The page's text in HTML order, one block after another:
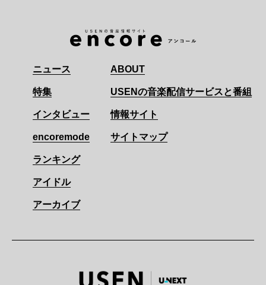
ニュース
特集
インタビュー
encoremode
ランキング
アイドル
アーカイブ
ABOUT
USENの音楽配信サービスと番組
情報サイト
サイトマップ